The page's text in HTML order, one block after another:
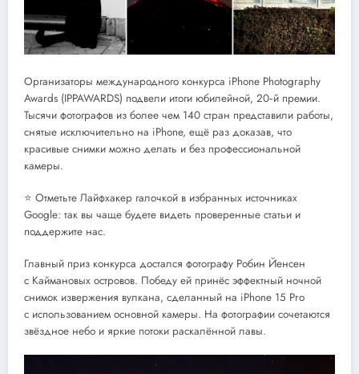
Организаторы международного конкурса iPhone Photography
Awards (IPPAWARDS) подвели итоги юбилейной, 20‑й премии.
Тысячи фотографов из более чем 140 стран представили работы,
снятые исключительно на iPhone, ещё раз доказав, что
красивые снимки можно делать и без профессиональной
камеры.
⭐ Отметьте Лайфхакер галочкой в избранных источниках
Google: так вы чаще будете видеть проверенные статьи и
поддержите нас.
Главный приз конкурса достался фотографу Робин Йенсен
с Каймановых островов. Победу ей принёс эффектный ночной
снимок извержения вулкана, сделанный на iPhone 15 Pro
с использованием основной камеры. На фотографии сочетаются
звёздное небо и яркие потоки раскалённой лавы.